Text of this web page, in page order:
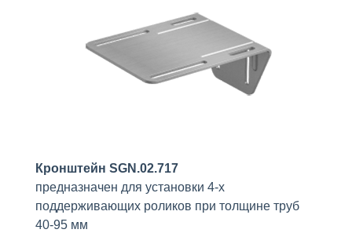
Кронштейн SGN.02.717
предназначен для установки 4-х
поддерживающих роликов при толщине труб
40-95 мм